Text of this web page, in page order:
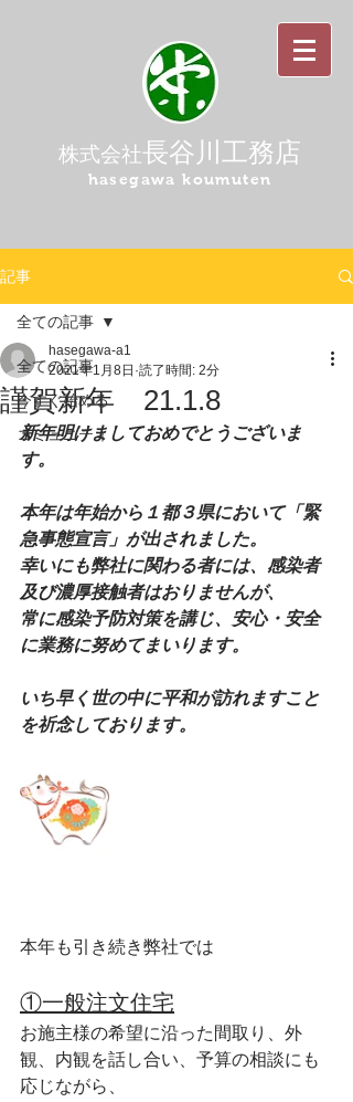
株式会社長谷川工務店
hasegawa koumuten
記事
全ての記事
今すぐ始める
コミュニティ
全ての記事
謹賀新年 21.1.8
hasegawa-a1
2021年1月8日 読了時間: 2分
新年明けましておめでとうございま
す。
本年は年始から１都３県において「緊
急事態宣言」が出されました。
幸いにも弊社に関わる者には、感染者
及び濃厚接触者はおりませんが、
常に感染予防対策を講じ、安心・安全
に業務に努めてまいります。
いち早く世の中に平和が訪れますこと
を祈念しております。
本年も引き続き弊社では
①一般注文住宅
お施主様の希望に沿った間取り、外
観、内観を話し合い、予算の相談にも
応じながら、